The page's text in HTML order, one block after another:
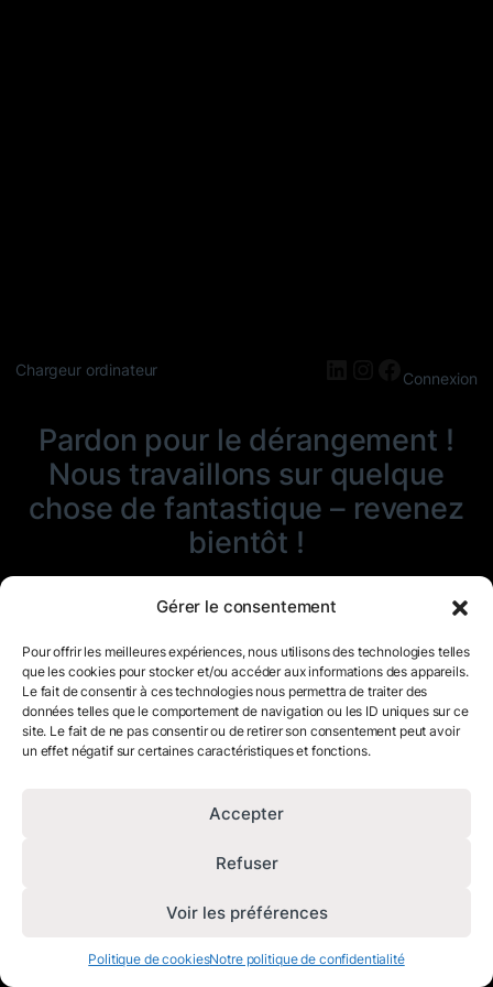
Gérer le consentement
Pour offrir les meilleures expériences, nous utilisons des technologies telles
que les cookies pour stocker et/ou accéder aux informations des appareils.
Le fait de consentir à ces technologies nous permettra de traiter des
données telles que le comportement de navigation ou les ID uniques sur ce
site. Le fait de ne pas consentir ou de retirer son consentement peut avoir
un effet négatif sur certaines caractéristiques et fonctions.
Accepter
Refuser
Voir les préférences
Politique de cookiesNotre politique de confidentialité
Chargeur ordinateur LinkedIn
Instagram
Connexion
Pardon pour le dérangement !
Nous travaillons sur quelque
chose de fantastique – revenez
bientôt !